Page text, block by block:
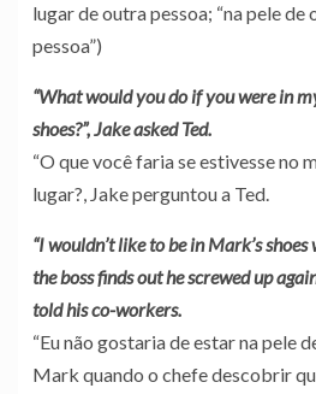
lugar de outra pessoa; “na pele de
pessoa”)
“What would you do if you were in
shoes?”, Jake asked Ted.
“O que você faria se estivesse no
lugar?, Jake perguntou a Ted.
“I wouldn’t like to be in Mark’s shoes
the boss finds out he screwed up
told his co-workers.
“Eu não gostaria de estar na pele
Mark quando o chefe descobrir